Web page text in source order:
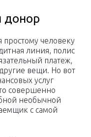
донор
человеку
линия, полис
платеж,
вещи. Но вот
услуг
совершенно
необычной
с самой